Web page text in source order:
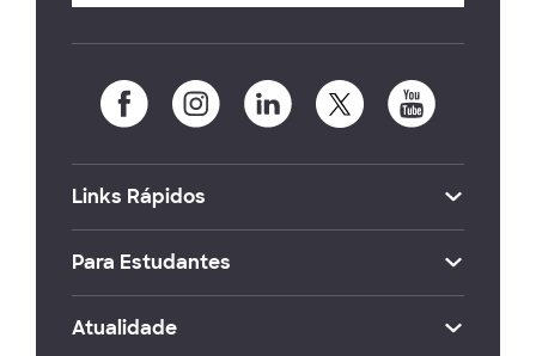
Links Rápidos
Para Estudantes
Atualidade